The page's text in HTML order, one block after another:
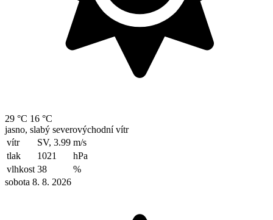
29 °C 16 °C
jasno, slabý severovýchodní vítr
vítr
SV, 3.99 m/s
tlak
1021
hPa
vlhkost 38
%
sobota 8. 8. 2026